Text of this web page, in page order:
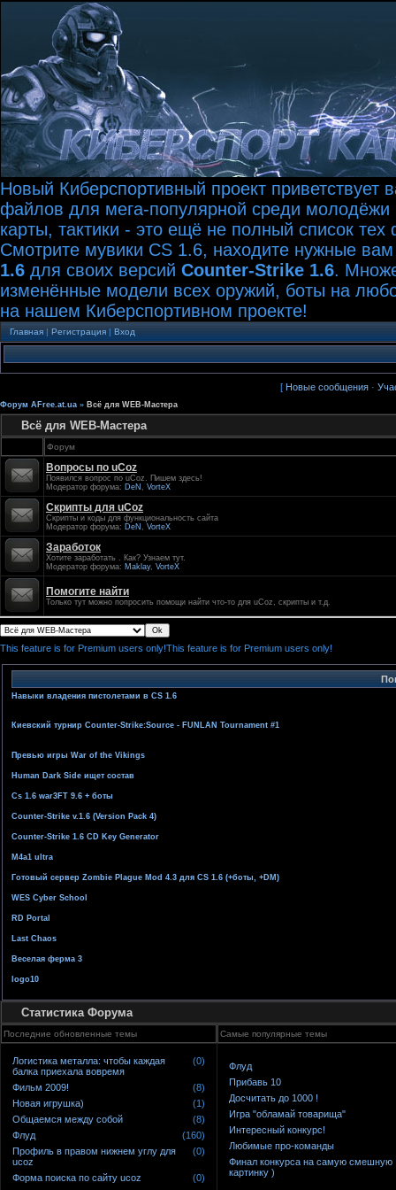
Новый Киберспортивный проект
файлов для мега-популярной среди
карты, тактики - это ещё не полный список
Смотрите мувики CS 1.6, находите нужные
1.6 для своих версий Counter-Strike 1.6.
изменённые модели всех оружий, боты на
на нашем Киберспортивном проекте!
Главная | Регистрация | Вход
[ Новые сообщения·
Форум AFree.at.ua » Всё для WEB-Мастера
Всё для WEB-Мастера
Форум
Вопросы по uCoz
Появился вопрос по uCoz. Пишем здесь!
Модератор форума: DeN , VorteX
Скрипты для uCoz
Скрипты и коды для функциональность сайта
Модератор форума: DeN , VorteX
Заработок
Хотите заработать . Как? Узнаем тут.
Модератор форума: Maklay, VorteX
Помогите найти
Только тут можно попросить помощи найти что-то для uCoz, скрипты и т.д.
This feature is for Premium users only!This feature is for Premium users only!
Навыки владения пистолетами в CS 1.6
Киевский турнир Counter-Strike:Source - FUNLAN Tournament #1
Превью игры War of the Vikings
Human Dark Side ищет состав
Cs 1.6 war3FT 9.6 + боты
Counter-Strike v.1.6 (Version Pack 4)
Counter-Strike 1.6 CD Key Generator
M4a1 ultra
Готовый сервер Zombie Plague Mod 4.3 для CS 1.6 (+боты, +DM)
WES Cyber School
RD Portal
Last Chaos
Веселая ферма 3
logo10
Статистика Форума
Последние обновленные темы Самые популярные темы
Логистика металла: чтобы каждая
балка приехала вовремя
(0)
Фильм 2009!
(8)
Новая игрушка)
(1)
Общаемся между собой
(8)
Флуд
(160)
Профиль в правом нижнем углу для
ucoz
(0)
Форма поиска по сайту ucoz (0)
Флуд
Прибавь 10
Досчитать до 1000 !
Игра "обламай товарища"
Интересный конкурс!
Любимые про-команды
Финал конкурса на самую смешную
картинку )